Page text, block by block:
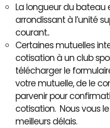
La longueur du bateau
arrondissant à l’unité
courant..
Certaines mutuelles
cotisation à un club
télécharger le
votre mutuelle, de le
parvenir pour
cotisation. Nous vous
meilleurs délais.